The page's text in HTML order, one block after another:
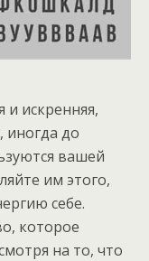
искренняя,
иногда до
вашей
им этого,
себе.
которое
на то, что